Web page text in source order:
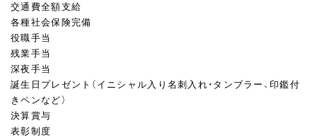
交通費全額支給
各種社会保険完備
役職手当
残業手当
深夜手当
誕生日プレゼント（イニシャル入り名刺入れ・タンブラー、印鑑付
きペンなど）
決算賞与
表彰制度